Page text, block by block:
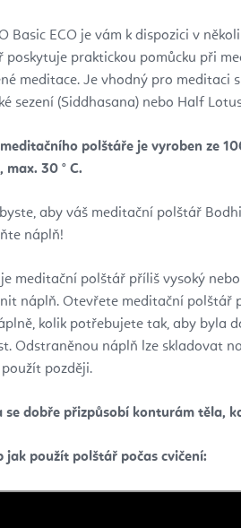
Basic ECO je vám k dispozici v
poskytuje praktickou pomůcku při
meditace. Je vhodný pro meditaci
sezení (Siddhasana) nebo Half
polštáře je vyroben ze
max. 30 ° C.
aby váš meditační polštář
náplň!
je meditační polštář příliš vysoký
náplň. Otevřete meditační polštář
kolik potřebujete tak, aby byla
Odstraněnou náplň lze skladovat
později.
se dobře přizpůsobí konturám těla,
jak použít polštář počas cvičení: